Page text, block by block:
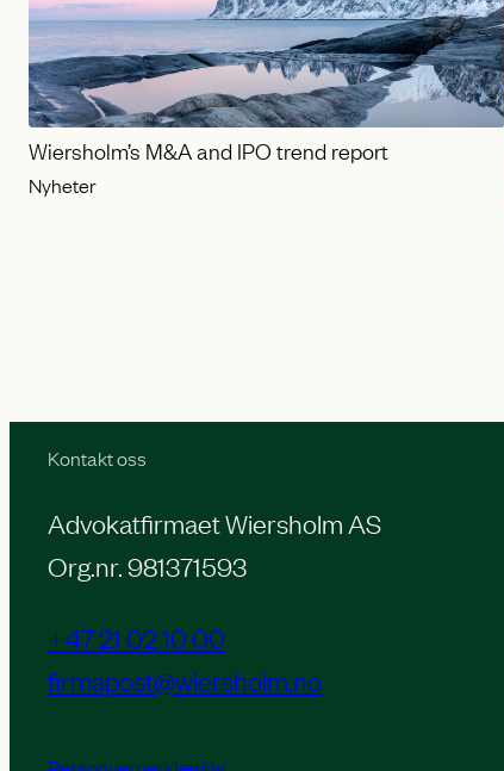
Wiersholm’s M&A and IPO trend report
Nyheter
Kontakt oss
Advokatfirmaet Wiersholm AS
Org.nr. 981371593
+47 21 02 10 00
firmapost@wiersholm.no